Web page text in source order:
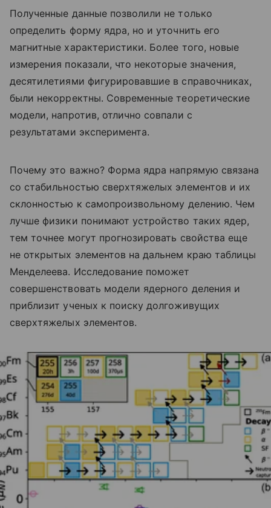
Полученные данные позволили не только
определить форму ядра, но и уточнить его
магнитные характеристики. Более того, новые
измерения показали, что некоторые значения,
десятилетиями фигурировавшие в справочниках,
были некорректны. Современные теоретические
модели, напротив, отлично совпали с
результатами эксперимента.
Почему это важно? Форма ядра напрямую связана
со стабильностью сверхтяжелых элементов и их
склонностью к самопроизвольному делению. Чем
лучше физики понимают устройство таких ядер,
тем точнее могут прогнозировать свойства еще
не открытых элементов на дальнем краю таблицы
Менделеева. Исследование поможет
совершенствовать модели ядерного деления и
приблизит ученых к поиску долгоживущих
сверхтяжелых элементов.